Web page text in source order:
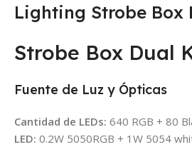
Lighting Strobe Box
Strobe Box Dual
Fuente de Luz y Ópticas
Cantidad de LEDs: 640 RGB + 80
LED: 0.2W 5050RGB + 1W 5054